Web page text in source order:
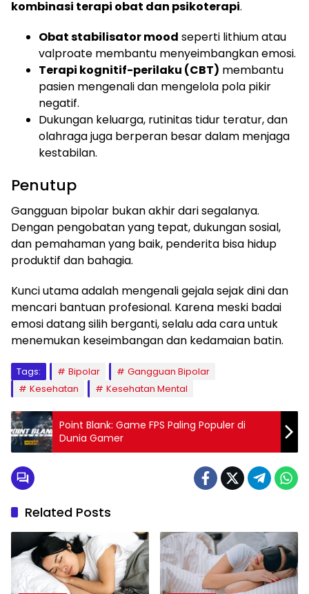
kombinasi terapi obat dan psikoterapi.
Obat stabilisator mood seperti lithium atau
valproate membantu menyeimbangkan emosi.
Terapi kognitif-perilaku (CBT) membantu
pasien mengenali dan mengelola pola pikir
negatif.
Dukungan keluarga, rutinitas tidur teratur, dan
olahraga juga berperan besar dalam menjaga
kestabilan.
Penutup
Gangguan bipolar bukan akhir dari segalanya.
Dengan pengobatan yang tepat, dukungan sosial,
dan pemahaman yang baik, penderita bisa hidup
produktif dan bahagia.
Kunci utama adalah mengenali gejala sejak dini dan
mencari bantuan profesional. Karena meski badai
emosi datang silih berganti, selalu ada cara untuk
menemukan keseimbangan dan kedamaian batin.
Tags: Bipolar
Gangguan Bipolar
Kesehatan
Kesehatan Mental
Point Blank: Game FPS Paling Populer di
Dunia Gamer
Related Posts